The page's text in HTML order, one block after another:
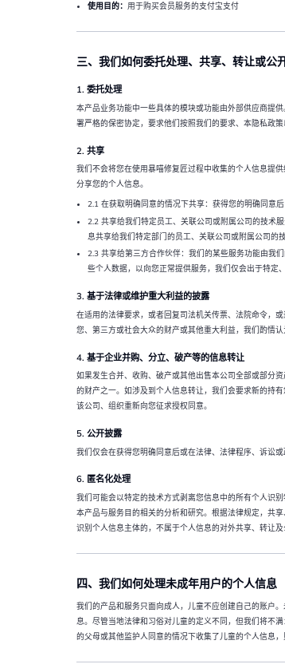
使用目的： 用于购买会员服务的支付宝支付
三、我们如何委托处理、共享、转让或公
1. 委托处理
本产品业务功能中一些具体的模块或功能由外部供应商提
署严格的保密协定，要求他们按照我们的要求、本隐私政
2. 共享
我们不会将您在使用暴喵修复匠过程中收集的个人信息提
分享您的个人信息。
2.1 在获取明确同意的情况下共享：获得您的明确同意
2.2 共享给我们特定员工、关联公司或附属公司的技术
息共享给我们特定部门的员工、关联公司或附属公司的
2.3 共享给第三方合作伙伴：我们的某些服务功能由我
些个人数据，以向您正常提供服务，我们仅会出于特定
3. 基于法律或维护重大利益的披露
在适用的法律要求，或者回复司法机关传票、法院命令，
您、第三方或社会大众的财产或其他重大利益，我们酌情
4. 基于企业并购、分立、破产等的信息转让
如果发生合并、收购、破产或其他出售本公司全部或部分
的财产之一。如涉及到个人信息转让，我们会要求新的持
该公司、组织重新向您征求授权同意。
5. 公开披露
我们仅会在获得您明确同意后或在法律、法律程序、诉讼
6. 匿名化处理
我们可能会以特定的技术方式剥离您信息中的所有个人识
本产品与服务目的相关的分析和研究。根据法律规定，共
识别个人信息主体的，不属于个人信息的对外共享、转让及
四、我们如何处理未成年用户的个人信息
我们的产品和服务只面向成人，儿童不应创建自己的账户
息。尽管当地法律和习俗对儿童的定义不同，但我们将不
的父母或其他监护人同意的情况下收集了儿童的个人信息，